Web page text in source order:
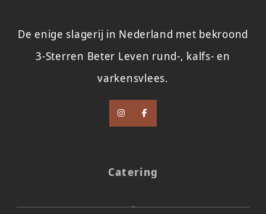
De enige slagerij in Nederland met bekroond
3-Sterren Beter Leven rund-, kalfs- en
varkensvlees.
Catering